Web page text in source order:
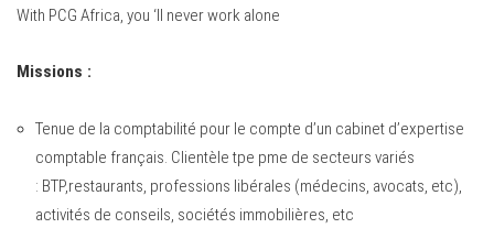
With PCG Africa, you ‘ll never work alone
Missions :
Tenue de la comptabilité pour le compte d’un cabinet d’expertise
comptable français. Clientèle tpe pme de secteurs variés
: BTP,restaurants, professions libérales (médecins, avocats, etc),
activités de conseils, sociétés immobilières, etc